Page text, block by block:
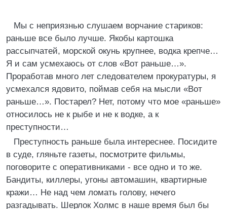
Мы с неприязнью слушаем ворчание стариков:
раньше все было лучше. Якобы картошка
рассыпчатей, морской окунь крупнее, водка крепче…
Я и сам усмехаюсь от слов «Вот раньше…».
Проработав много лет следователем прокуратуры, я
усмехался ядовито, поймав себя на мысли «Вот
раньше…». Постарел? Нет, потому что мое «раньше»
относилось не к рыбе и не к водке, а к
преступности…
Преступность раньше была интереснее. Посидите
в суде, гляньте газеты, посмотрите фильмы,
поговорите с оперативниками - все одно и то же.
Бандиты, киллеры, угоны автомашин, квартирные
кражи… Не над чем ломать голову, нечего
разгадывать. Шерлок Холмс в наше время был бы